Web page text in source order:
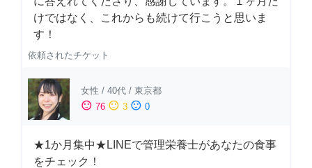
けではなく、これからも続けて行こうと思いま
す！
依頼されたチケット
女性 / 40代 / 東京都
sentiment_satisfied 76 sentiment_neutral 3 sentiment_dissatisfied 0
★1か月集中★LINEで管理栄養士があなたの食事
をチェック！